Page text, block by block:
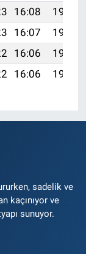
16:08
19:10
16:07
19:08
16:06
19:07
16:06 19:05
sadelik ve
kaçınıyor ve
sunuyor.